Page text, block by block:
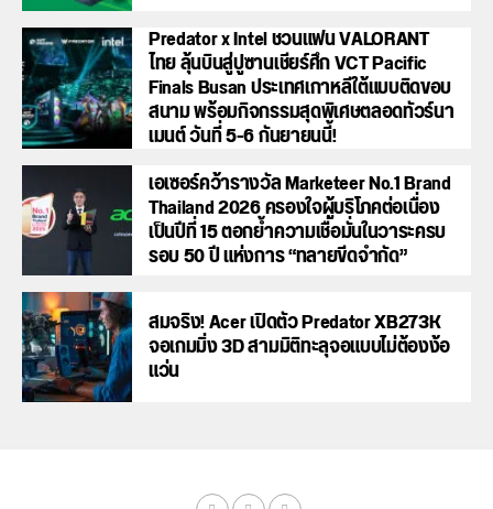
Predator x Intel ชวนแฟน VALORANT
ไทย ลุ้นบินสู่ปูซานเชียร์ศึก VCT Pacific
Finals Busan ประเทศเกาหลีใต้แบบติดขอบ
สนาม พร้อมกิจกรรมสุดพิเศษตลอดทัวร์นา
เมนต์ วันที่ 5-6 กันยายนนี้!
เอเซอร์คว้ารางวัล Marketeer No.1 Brand
Thailand 2026 ครองใจผู้บริโภคต่อเนื่อง
เป็นปีที่ 15 ตอกย้ำความเชื่อมั่นในวาระครบ
รอบ 50 ปี แห่งการ “ทลายขีดจำกัด”
สมจริง! Acer เปิดตัว Predator XB273K
จอเกมมิ่ง 3D สามมิติทะลุจอแบบไม่ต้องง้อ
แว่น